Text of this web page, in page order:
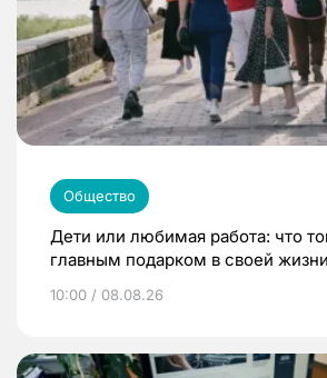
Общество
Дети или любимая работа: что
главным подарком в своей жизни
10:00 / 08.08.26